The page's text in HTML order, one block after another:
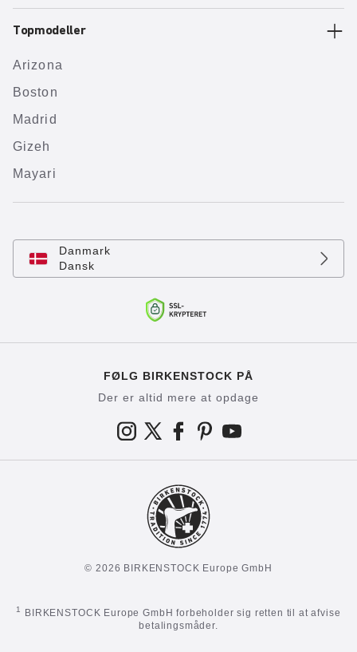
Topmodeller
Arizona
Boston
Madrid
Gizeh
Mayari
Danmark
Dansk
FØLG BIRKENSTOCK PÅ
Der er altid mere at opdage
© 2026 BIRKENSTOCK Europe GmbH
1
BIRKENSTOCK Europe GmbH forbeholder sig retten til at afvise
betalingsmåder.